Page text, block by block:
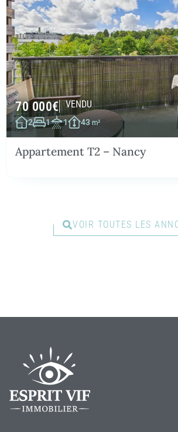
70 000€ VENDU
2 1 1 43m²
Appartement T2 – Nancy
VOIR TOUTES LES